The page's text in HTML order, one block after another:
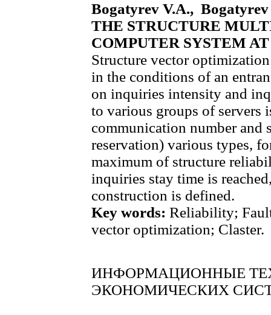
Bogatyrev V.A.,
THE STRUCTURE
COMPUTER SYSTEM
Structure vector
in the conditions of an
on inquiries intensity and
to various groups of servers
communication number and
reservation) various types,
maximum of structure
inquiries stay time is
construction is defined.
Key words: Reliability;
vector optimization; Claster.
ИНФОРМАЦИОННЫЕ
ЭКОНОМИЧЕСКИХ